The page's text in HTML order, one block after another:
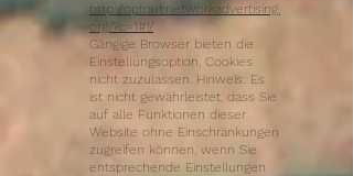
http://optout.networkadvertising.
org/?c=1#!/
Gängige Browser bieten die
Einstellungsoption, Cookies
nicht zuzulassen. Hinweis: Es
ist nicht gewährleistet, dass Sie
auf alle Funktionen dieser
Website ohne Einschränkungen
zugreifen können, wenn Sie
entsprechende Einstellungen